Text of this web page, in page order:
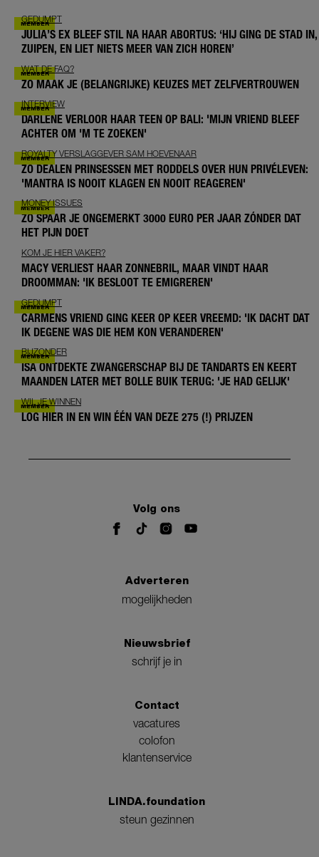
GEDUMPT
JULIA’S EX BLEEF STIL NA HAAR ABORTUS: ‘HIJ GING DE STAD IN,
ZUIPEN, EN LIET NIETS MEER VAN ZICH HOREN’
WAT DE FAQ?
ZO MAAK JE (BELANGRIJKE) KEUZES MET ZELFVERTROUWEN
INTERVIEW
DARLENE VERLOOR HAAR TEEN OP BALI: 'MIJN VRIEND BLEEF
ACHTER OM 'M TE ZOEKEN'
ROYALTY VERSLAGGEVER SAM HOEVENAAR
ZO DEALEN PRINSESSEN MET RODDELS OVER HUN PRIVÉLEVEN:
'MANTRA IS NOOIT KLAGEN EN NOOIT REAGEREN'
MONEY ISSUES
ZO SPAAR JE ONGEMERKT 3000 EURO PER JAAR ZÓNDER DAT
HET PIJN DOET
KOM JE HIER VAKER?
MACY VERLIEST HAAR ZONNEBRIL, MAAR VINDT HAAR
DROOMMAN: 'IK BESLOOT TE EMIGREREN'
GEDUMPT
CARMENS VRIEND GING KEER OP KEER VREEMD: 'IK DACHT DAT
IK DEGENE WAS DIE HEM KON VERANDEREN'
BIJZONDER
ISA ONTDEKTE ZWANGERSCHAP BIJ DE TANDARTS EN KEERT
MAANDEN LATER MET BOLLE BUIK TERUG: 'JE HAD GELIJK'
WIL JE WINNEN
LOG HIER IN EN WIN ÉÉN VAN DEZE 275 (!) PRIJZEN
Volg ons
Adverteren
mogelijkheden
Nieuwsbrief
schrijf je in
Contact
vacatures
colofon
klantenservice
LINDA.foundation
steun gezinnen